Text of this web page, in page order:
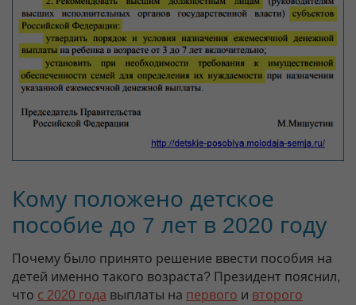
Кому положено детское
пособие до 7 лет в 2020 году
Почему было принято решение ввести пособия на
детей именно такого возраста? Президент пояснил,
что с 2020 года выплаты на первого и второго